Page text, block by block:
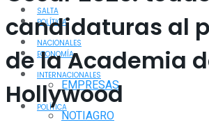
POLÍTICA
ECONOMÍA
EMPRESAS
NOTIAGRO
SALTA
NACIONALES
INTERNACIONALES
POLÍTICA
candidaturas al
de la Academia
Hollywood